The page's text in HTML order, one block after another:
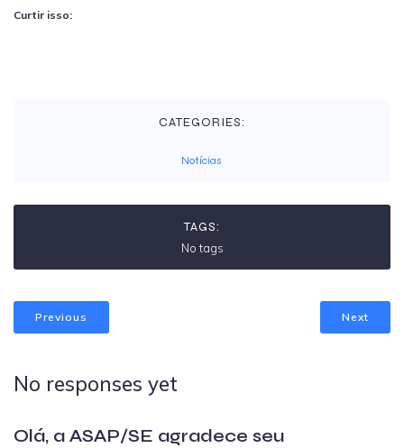
Curtir isso:
CATEGORIES:
Notícias
TAGS:
No tags
Previous Next
No responses yet
Olá, a ASAP/SE agradece seu